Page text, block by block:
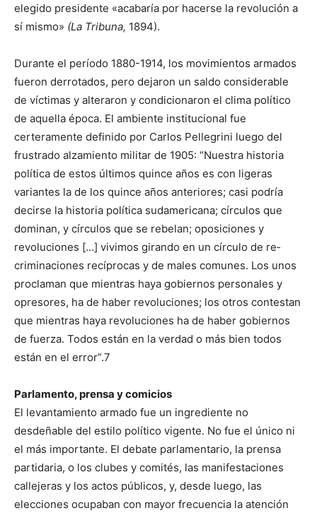
elegido presidente «aca­baría por hacerse la revolución a
sí mismo» (La Tribuna, 1894).
Durante el período 1880-1914, los movimientos armados
fue­ron derrotados, pero dejaron un saldo considerable
de víctimas y alteraron y condicionaron el clima político
de aquella época. El ambiente institucional fue
certeramente definido por Carlos Pellegrini luego del
frustrado alzamiento militar de 1905: “Nuestra historia
política de estos últimos quince años es con ligeras
variantes la de los quince años anteriores; casi podría
decirse la historia política sudamericana; círculos que
dominan, y círculos que se rebelan; oposiciones y
revoluciones […] vivimos girando en un círculo de re­
criminaciones recíprocas y de males comunes. Los unos
proclaman que mientras haya gobiernos personales y
opresores, ha de haber revoluciones; los otros contestan
que mientras haya revoluciones ha de haber gobiernos
de fuerza. Todos están en la verdad o más bien todos
están en el error”.7
Parlamento, prensa y comicios
El levantamiento armado fue un ingrediente no
desdeñable del estilo político vigente. No fue el único ni
el más importante. El debate parlamentario, la prensa
partidaria, o los clubes y comités, las manifestaciones
callejeras y los actos públicos, y, desde luego, las
elecciones ocupaban con mayor frecuencia la atención